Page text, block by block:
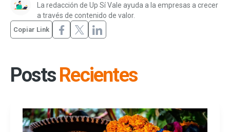
La redacción de Up Sí Vale ayuda a la empresas a crecer
a través de contenido de valor.
Copiar Link
PostsRecientes